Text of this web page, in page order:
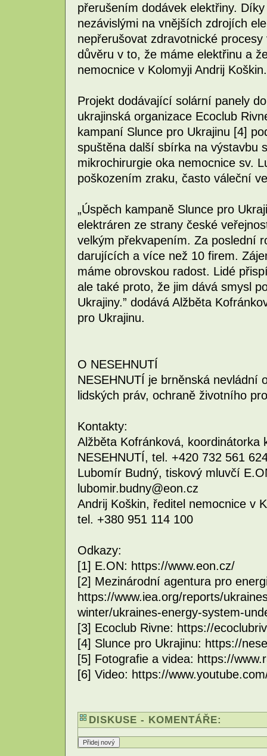
přerušením dodávek elektřiny.
nezávislými na vnějších zdrojích
nepřerušovat zdravotnické
důvěru v to, že máme elektřinu a
nemocnice v Kolomyji Andrij Koškin.
Projekt dodávající solární panely
ukrajinská organizace Ecoclub
kampaní Slunce pro Ukrajinu [4]
spuštěna další sbírka na výstavbu
mikrochirurgie oka nemocnice sv.
poškozením zraku, často váleční
„Úspěch kampaně Slunce pro
elektráren ze strany české
velkým překvapením. Za poslední
darujících a více než 10 firem.
máme obrovskou radost. Lidé
ale také proto, že jim dává smysl
Ukrajiny.” dodává Alžběta
pro Ukrajinu.
O NESEHNUTÍ
NESEHNUTÍ je brněnská nevládní
lidských práv, ochraně životního
Kontakty:
Alžběta Kofránková, koordinátorka
NESEHNUTÍ, tel. +420 732 561
Lubomír Budný, tiskový mluvčí
lubomir.budny@eon.cz
Andrij Koškin, ředitel nemocnice v
tel. +380 951 114 100
Odkazy:
[1] E.ON: https://www.eon.cz/
[2] Mezinárodní agentura pro
https://www.iea.org/reports/
winter/ukraines-energy-system-
[3] Ecoclub Rivne: https://
[4] Slunce pro Ukrajinu: https://
[5] Fotografie a videa: https://
[6] Video: https://
DISKUSE - KOMENTÁŘE: